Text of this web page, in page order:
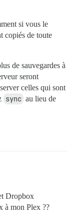
si vous le
copiés de toute
de sauvegardes à
seront
celles qui sont
sync au lieu de
Dropbox
à mon Plex ??